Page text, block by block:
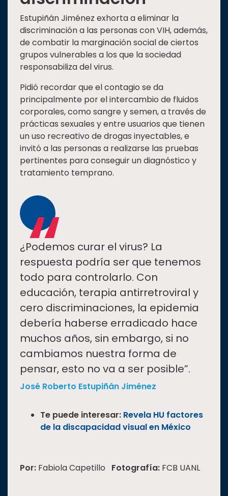
Estupiñán Jiménez exhorta a eliminar la
discriminación a las personas con VIH, además,
de combatir la marginación social de ciertos
grupos vulnerables a los que la sociedad
responsabiliza del virus.
Pidió recordar que el contagio se da
principalmente por el intercambio de fluidos
corporales, como sangre y semen, a través de
prácticas sexuales y entre usuarios que tienen
un uso recreativo de drogas inyectables, e
invitó a las personas a realizarse las pruebas
pertinentes para conseguir un diagnóstico y
tratamiento temprano.
“
¿Podemos curar el virus? La
respuesta podría ser que tenemos
todo para controlarlo. Con
educación, terapia antirretroviral y
cero discriminaciones, la epidemia
debería haberse erradicado hace
muchos años, sin embargo, si no
cambiamos nuestra forma de
pensar, esto no va a ser posible”.
José Roberto Estupiñán Jiménez
Te puede interesar: Revela HU factores
de la discapacidad visual en México
Por: Fabiola Capetillo Fotografía: FCB UANL